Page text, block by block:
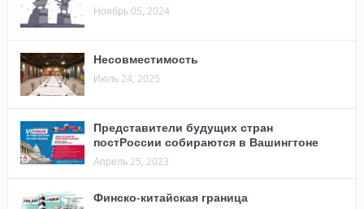
Ноябрь 05, 2024
Несовместимость
Июль 24, 2025
Представители будущих стран
постРоссии собираются в Вашингтоне
Апрель 25, 2023
Финско-китайская граница